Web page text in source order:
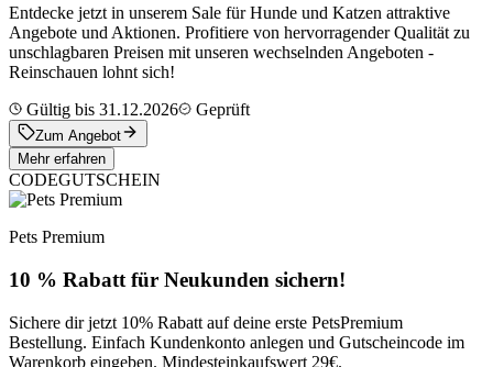
Entdecke jetzt in unserem Sale für Hunde und Katzen attraktive
Angebote und Aktionen. Profitiere von hervorragender Qualität zu
unschlagbaren Preisen mit unseren wechselnden Angeboten -
Reinschauen lohnt sich!
Gültig bis 31.12.2026
Geprüft
Zum Angebot
Mehr erfahren
CODEGUTSCHEIN
Pets Premium
10 % Rabatt für Neukunden sichern!
Sichere dir jetzt 10% Rabatt auf deine erste PetsPremium
Bestellung. Einfach Kundenkonto anlegen und Gutscheincode im
Warenkorb eingeben. Mindesteinkaufswert 29€.